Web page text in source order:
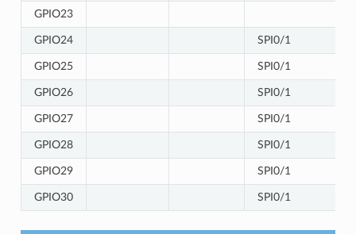
GPIO23
GPIO24 SPI0/1
GPIO25 SPI0/1
GPIO26 SPI0/1
GPIO27 SPI0/1
GPIO28 SPI0/1
GPIO29 SPI0/1
GPIO30 SPI0/1